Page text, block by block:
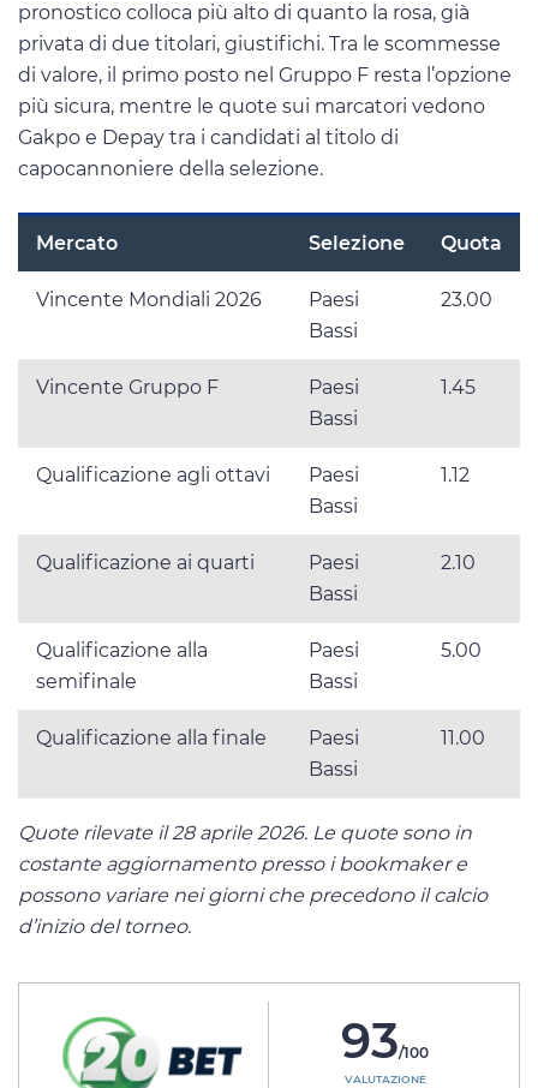
pronostico colloca più alto di quanto la rosa, già
privata di due titolari, giustifichi. Tra le scommesse
di valore, il primo posto nel Gruppo F resta l’opzione
più sicura, mentre le quote sui marcatori vedono
Gakpo e Depay tra i candidati al titolo di
capocannoniere della selezione.
Mercato Selezione Quota
Vincente Mondiali 2026
Paesi
Bassi
23.00
Vincente Gruppo F
Paesi
Bassi
1.45
Qualificazione agli ottavi
Paesi
Bassi
1.12
Qualificazione ai quarti
Paesi
Bassi
2.10
Qualificazione alla
semifinale
Paesi
Bassi
5.00
Qualificazione alla finale
Paesi
Bassi
11.00
Quote rilevate il 28 aprile 2026. Le quote sono in
costante aggiornamento presso i bookmaker e
possono variare nei giorni che precedono il calcio
d’inizio del torneo.
93/100
VALUTAZIONE